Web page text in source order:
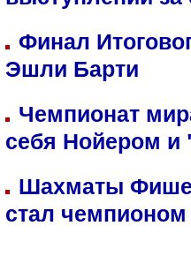
Финал
Эшли Барти
Чемпионат
себя Нойером и
Шахматы
стал